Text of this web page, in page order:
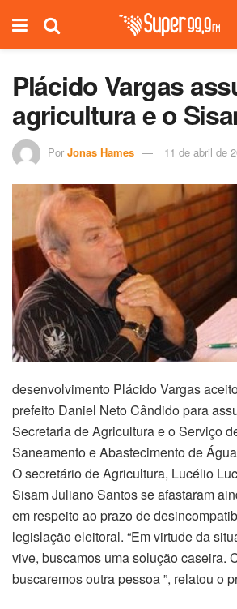
Plácido Vargas
agricultura e o
Por Jonas Hames 11 de abril de
desenvolvimento Plácido Vargas
prefeito Daniel Neto Cândido para
Secretaria de Agricultura e o Serviço
Saneamento e Abastecimento de
O secretário de Agricultura, Lucélio
Sisam Juliano Santos se afastaram
em respeito ao prazo de
legislação eleitoral. “Em virtude da
vive, buscamos uma solução caseira.
buscaremos outra pessoa ”, relatou o